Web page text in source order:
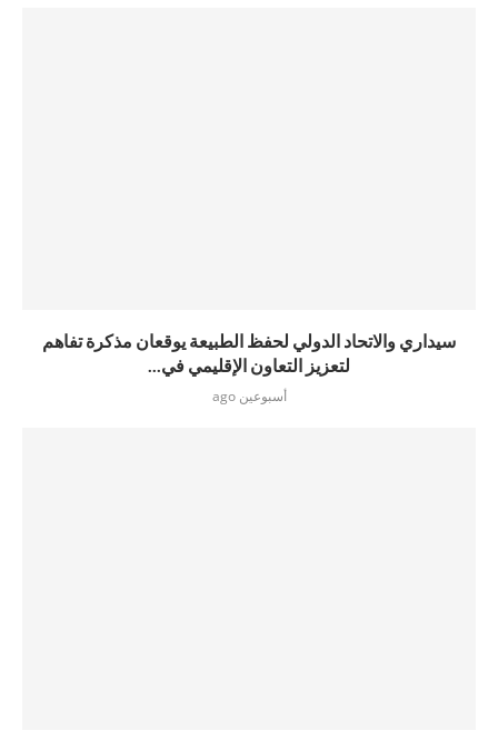
سيداري والاتحاد الدولي لحفظ الطبيعة يوقعان مذكرة تفاهم
لتعزيز التعاون الإقليمي في...
أسبوعين ago